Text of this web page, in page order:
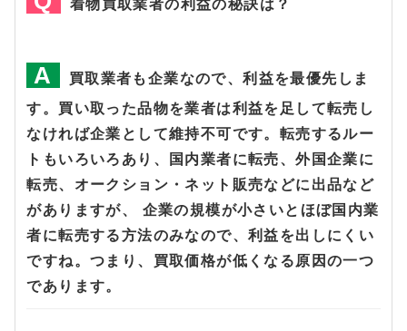
着物買取業者の利益の秘訣は？
買取業者も企業なので、利益を最優先しま
す。買い取った品物を業者は利益を足して転売し
なければ企業として維持不可です。転売するルー
トもいろいろあり、国内業者に転売、外国企業に
転売、オークション・ネット販売などに出品など
がありますが、 企業の規模が小さいとほぼ国内業
者に転売する方法のみなので、利益を出しにくい
ですね。つまり、買取価格が低くなる原因の一つ
であります。